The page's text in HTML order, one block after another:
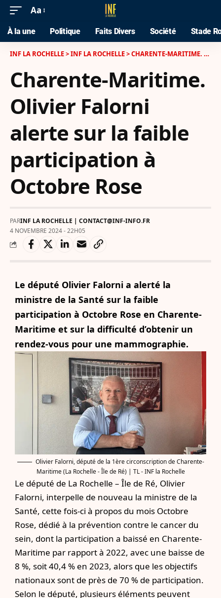
Aa
À la une Politique Faits Divers Société Stade
INF LA ROCHELLE>INF LA ROCHELLE>CHARENTE-MARITIME. OLIVIER FALORNI ALERTE SUR LA FAIBLE PARTICIPATION À OCTOBRE ROSE
Charente-Maritime.
Olivier Falorni
alerte sur la faible
participation à
Octobre Rose
PARINF LA ROCHELLE | CONTACT@INF-INFO.FR
4 NOVEMBRE 2024 - 22H05
Le député Olivier Falorni a alerté la
ministre de la Santé sur la faible
participation à Octobre Rose en Charente-
Maritime et sur la difficulté d’obtenir un
rendez-vous pour une mammographie.
Olivier Falorni, député de la 1ère circonscription de Charente-
Maritime (La Rochelle - Île de Ré) | TL - INF la Rochelle
Le député de La Rochelle – Île de Ré, Olivier
Falorni, interpelle de nouveau la ministre de la
Santé, cette fois-ci à propos du mois Octobre
Rose, dédié à la prévention contre le cancer du
sein, dont la participation a baissé en Charente-
Maritime par rapport à 2022, avec une baisse de
8 %, soit 40,4 % en 2023, alors que les objectifs
nationaux sont de près de 70 % de participation.
Selon le député, plusieurs éléments peuvent